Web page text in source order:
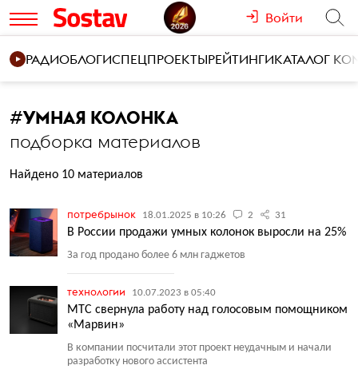
Войти
РАДИОБЛОГИСПЕЦПРОЕКТЫРЕЙТИНГИКАТАЛОГ
#УМНАЯ КОЛОНКА
подборка материалов
Найдено 10 материалов
потребрынок 18.01.2025 в 10:26 2 31
В России продажи умных колонок выросли на 25%
За год продано более 6 млн гаджетов
технологии 10.07.2023 в 05:40
МТС свернула работу над голосовым помощником
«Марвин»
В компании посчитали этот проект неудачным и начали
разработку нового ассистента